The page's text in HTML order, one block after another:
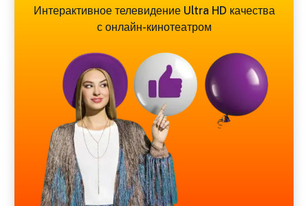
Интерактивное телевидение Ultra HD качества
с онлайн-кинотеатром